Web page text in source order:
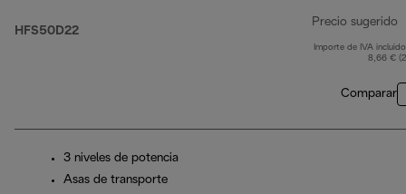
HFS50D22
Precio sugerido
Importe de IVA
8,66 €
Comparar
3 niveles de potencia
Asas de transporte